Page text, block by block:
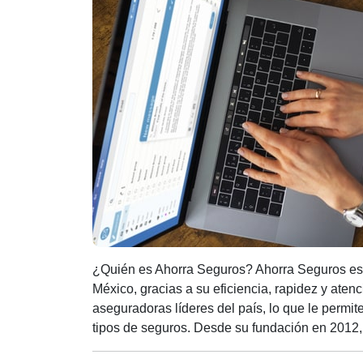
¿Quién es Ahorra Seguros? Ahorra Seguros
México, gracias a su eficiencia, rapidez y
aseguradoras líderes del país, lo que le
tipos de seguros. Desde su fundación en